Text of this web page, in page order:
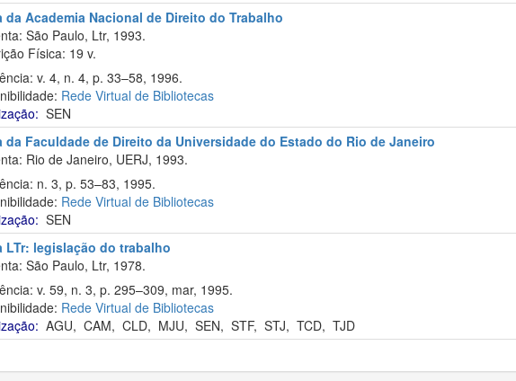
da Academia Nacional de Direito do Trabalho
São Paulo, Ltr, 1993.
Física: 19 v.
v. 4, n. 4, p. 33–58, 1996.
Rede Virtual de Bibliotecas
SEN
da Faculdade de Direito da Universidade do Estado do Rio de Janeiro
Rio de Janeiro, UERJ, 1993.
n. 3, p. 53–83, 1995.
Rede Virtual de Bibliotecas
SEN
LTr: legislação do trabalho
São Paulo, Ltr, 1978.
v. 59, n. 3, p. 295–309, mar, 1995.
Rede Virtual de Bibliotecas
AGU, CAM, CLD, MJU, SEN, STF, STJ, TCD, TJD